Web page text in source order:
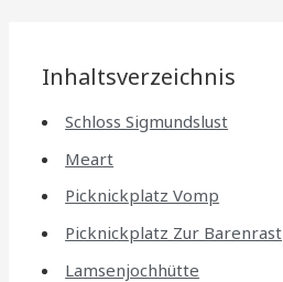
Inhaltsverzeichnis
Schloss Sigmundslust
Meart
Picknickplatz Vomp
Picknickplatz Zur Barenrast
Lamsenjochhütte